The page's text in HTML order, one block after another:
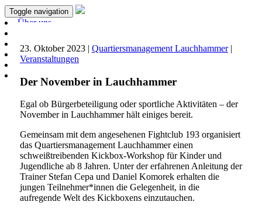
Toggle navigation
Über uns
Projekte
Unterstützen
Förderer & Partner
23. Oktober 2023 | Quartiersmanagement Lauchhammer|
Veranstaltungen
Der November in Lauchhammer
Egal ob Bürgerbeteiligung oder sportliche Aktivitäten – der
November in Lauchhammer hält einiges bereit.
Gemeinsam mit dem angesehenen Fightclub 193 organisiert
das Quartiersmanagement Lauchhammer einen
schweißtreibenden Kickbox-Workshop für Kinder und
Jugendliche ab 8 Jahren. Unter der erfahrenen Anleitung der
Trainer Stefan Cepa und Daniel Komorek erhalten die
jungen Teilnehmer*innen die Gelegenheit, in die
aufregende Welt des Kickboxens einzutauchen.